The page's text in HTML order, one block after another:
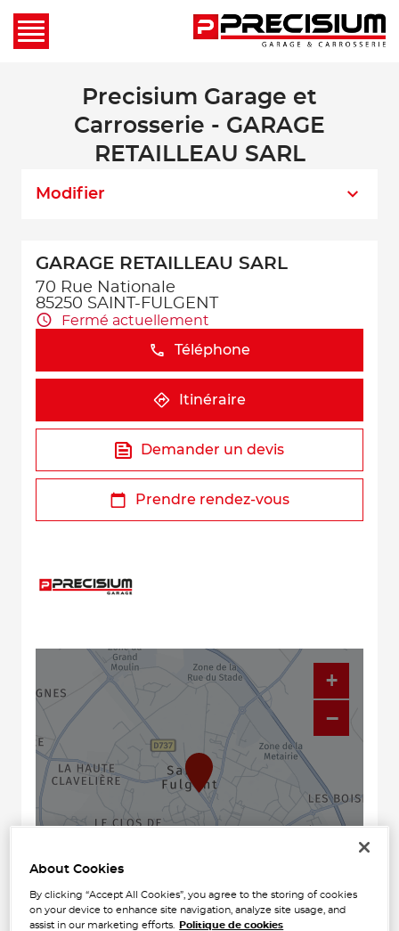
Precisium Garage et
Carrosserie - GARAGE
RETAILLEAU SARL
Modifier
GARAGE RETAILLEAU SARL
70 Rue Nationale
85250 SAINT-FULGENT
Fermé actuellement
Téléphone
Itinéraire
Demander un devis
Prendre rendez-vous
+
−
Naviguer Itinéraire
About Cookies
By clicking “Accept All Cookies”, you agree to the storing of cookies
on your device to enhance site navigation, analyze site usage, and
assist in our marketing efforts. Politique de cookies